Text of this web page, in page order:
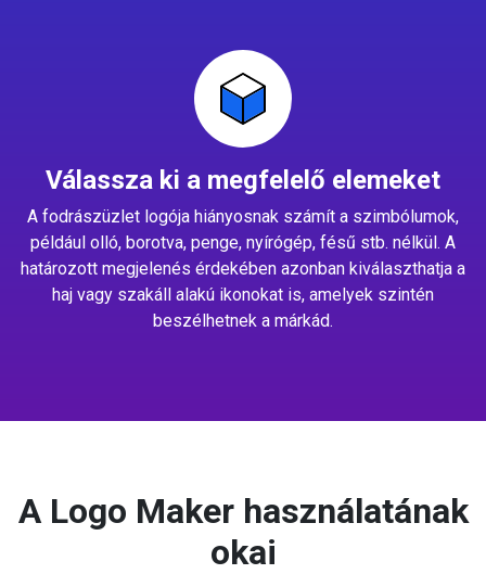
Válassza ki a megfelelő elemeket
A fodrászüzlet logója hiányosnak számít a szimbólumok,
például olló, borotva, penge, nyírógép, fésű stb. nélkül. A
határozott megjelenés érdekében azonban kiválaszthatja a
haj vagy szakáll alakú ikonokat is, amelyek szintén
beszélhetnek a márkád.
A Logo Maker használatának
okai